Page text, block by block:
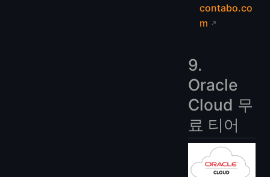
contabo.co
m
9.
Oracle
Cloud 무
료 티어